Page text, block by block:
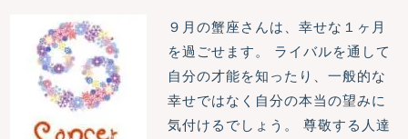
９月の蟹座さんは、幸せな１ヶ月
を過ごせます。 ライバルを通して
自分の才能を知ったり、一般的な
幸せではなく自分の本当の望みに
気付けるでしょう。 尊敬する人達